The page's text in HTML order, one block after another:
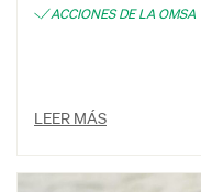
ACCIONES DE LA OMSA
LEER MÁS